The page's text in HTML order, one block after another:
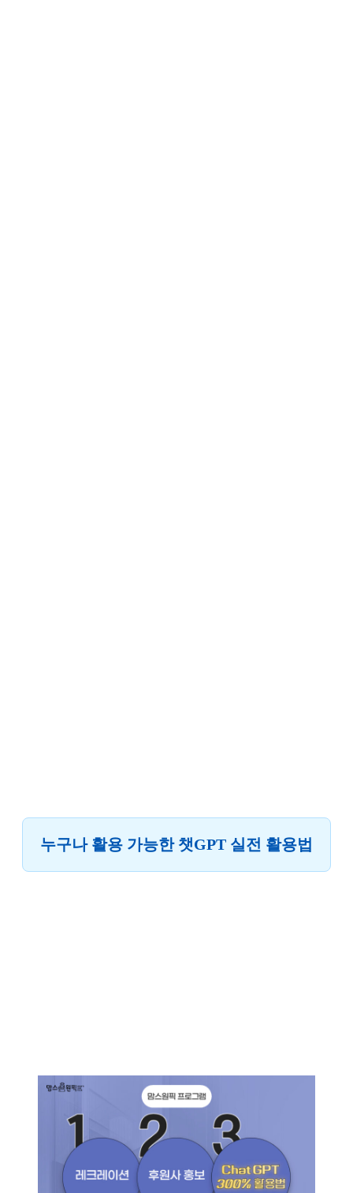
누구나 활용 가능한 챗GPT 실전 활용법